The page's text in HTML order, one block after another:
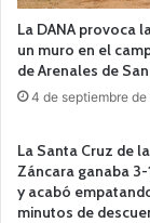
La DANA provoca
un muro en el
de Arenales de
4 de septiembre
La Santa Cruz de
Záncara ganaba 3-
y acabó
minutos de